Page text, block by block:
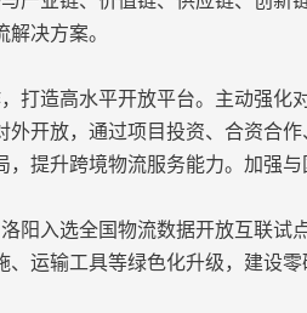
解决方案。
打造高水平开放平台。主动强化
外开放，通过项目投资、合资合
，提升跨境物流服务能力。加强
阳入选全国物流数据开放互联试
、运输工具等绿色化升级，建设